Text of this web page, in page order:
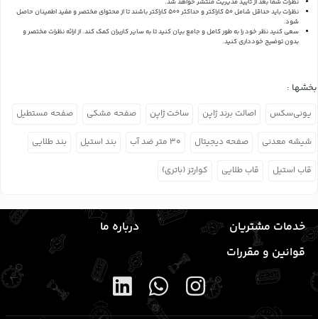
نظرات شما بعد از تایید مدیریت منتشر خواهد شد.
نظرات باید حداقل شامل 50 کاراکتر و حداکثر 500 کاراکتر باشند تا از محتوای مختصر و مفید اطمینان حاصل
شود.
سعی کنید نظر خود را به طور کامل و جامع بیان کنید تا به سایر کاربران کمک کند.از ارائه نظرات مختصر و
بدون توضیح خودداری کنید.
بخشها :
یونی‌سکس اصالت برند ژاپن ساخت ژاپن صفحه مشکی صفحه مستطیل
شیشه معدنی صفحه دیجیتال ۳۰ متر ضد آب بند استیل بند طلایی
قاب استیل قاب طلایی کوارتز (باتری)
خدمات مشتریان
درباره ما
قوانین و مقررات